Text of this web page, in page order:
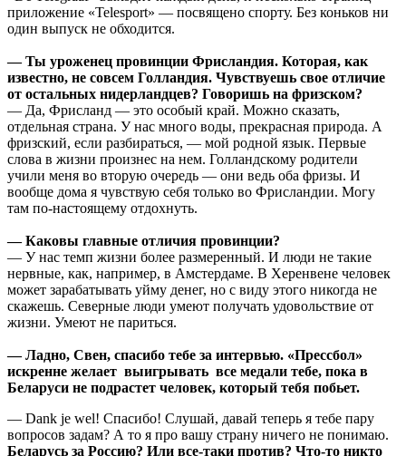
приложение «Telesport» — посвящено спорту. Без коньков ни
один выпуск не обходится.
— Ты уроженец провинции Фрисландия. Которая, как
известно, не совсем Голландия. Чувствуешь свое отличие
от остальных нидерландцев? Говоришь на фризском?
— Да, Фрисланд — это особый край. Можно сказать,
отдельная страна. У нас много воды, прекрасная природа. А
фризский, если разбираться, — мой родной язык. Первые
слова в жизни произнес на нем. Голландскому родители
учили меня во вторую очередь — они ведь оба фризы. И
вообще дома я чувствую себя только во Фрисландии. Могу
там по-настоящему отдохнуть.
— Каковы главные отличия провинции?
— У нас темп жизни более размеренный. И люди не такие
нервные, как, например, в Амстердаме. В Херенвене человек
может зарабатывать уйму денег, но с виду этого никогда не
скажешь. Северные люди умеют получать удовольствие от
жизни. Умеют не париться.
— Ладно, Свен, спасибо тебе за интервью. «Прессбол»
искренне желает выигрывать все медали тебе, пока в
Беларуси не подрастет человек, который тебя побьет.
— Dank je wel! Спасибо! Слушай, давай теперь я тебе пару
вопросов задам? А то я про вашу страну ничего не понимаю.
Беларусь за Россию? Или все-таки против? Что-то никто